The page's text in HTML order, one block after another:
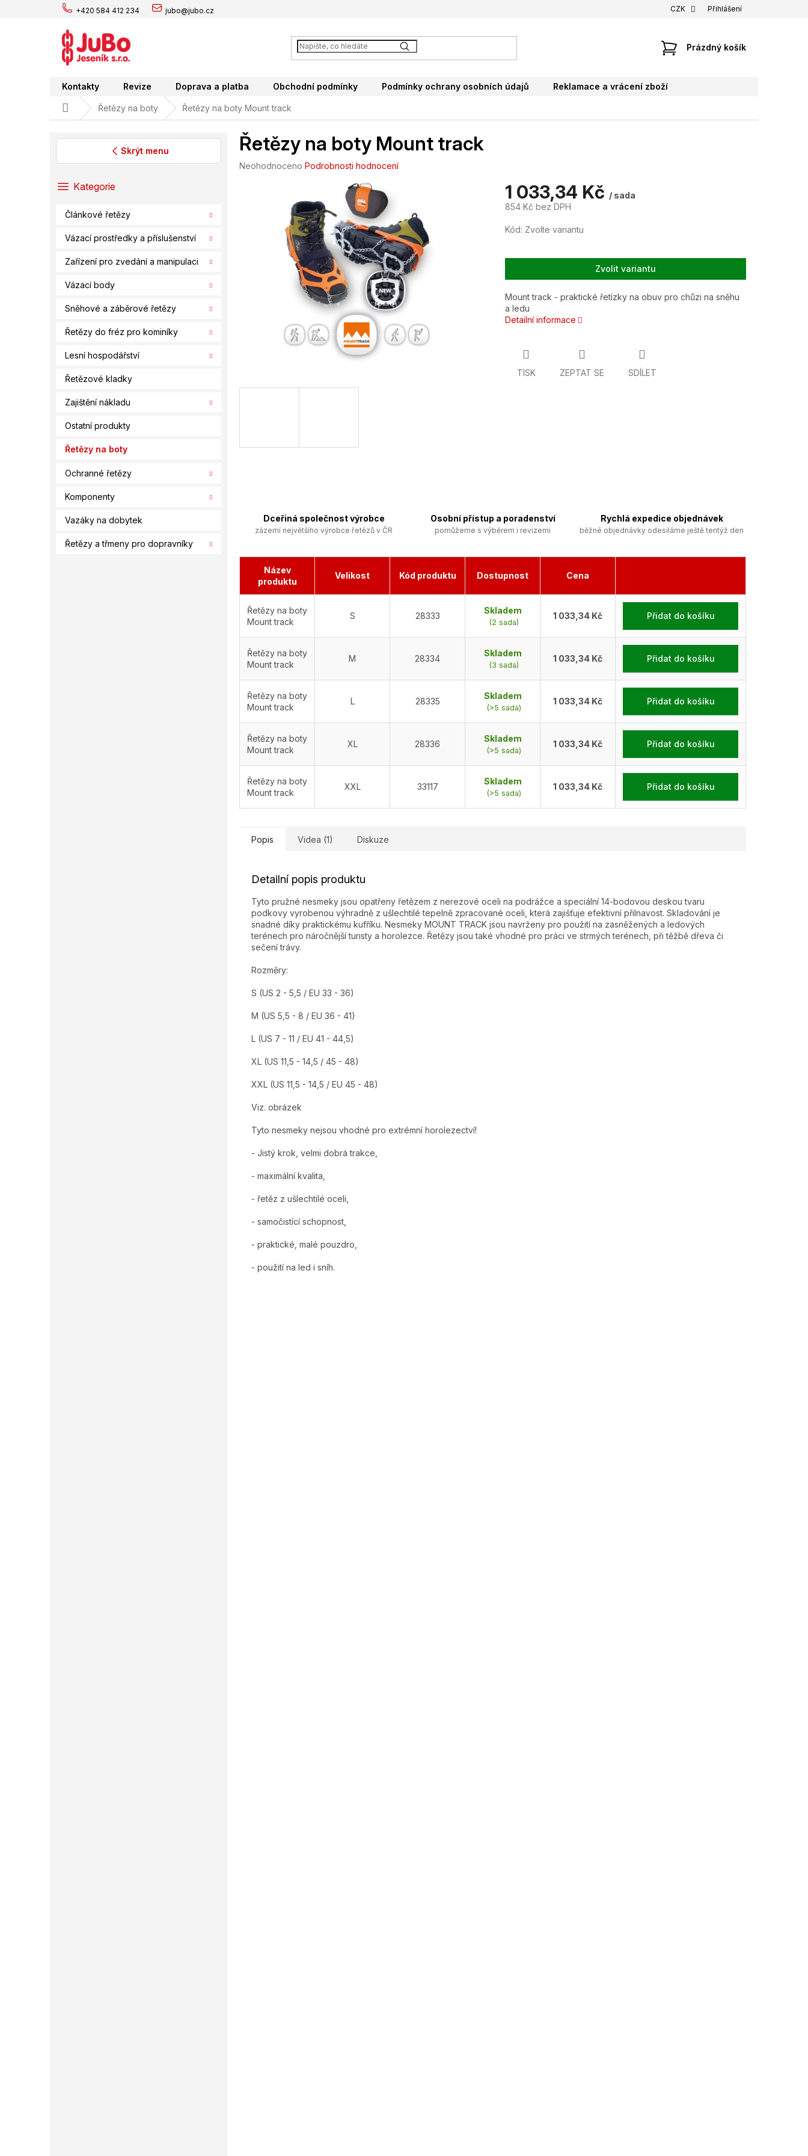
+420 584 412 234 jubo@jubo.cz CZK Přihlášení
NÁKUPNÍ
Prázdný košík
Kontakty Revize Doprava a platba Obchodní podmínky Podmínky ochrany osobních údajů Reklamace a vrácení zboží
Domů Řetězy na boty Řetězy na boty Mount track
Skrýt menu
PřeskočitKategorie
Článkové řetězy
Vázací prostředky a příslušenství
Zařízení pro zvedání a manipulaci
Vázací body
Sněhové a záběrové řetězy
Řetězy do fréz pro kominíky
Lesní hospodářství
Řetězové kladky
Zajištění nákladu
Ostatní produkty
Řetězy na boty
Ochranné řetězy
Komponenty
Vazáky na dobytek
Řetězy a třmeny pro dopravníky
Řetězy na boty Mount track
Průměrné
Neohodnoceno Podrobnosti hodnocení
1 033,34 Kč / sada
854 Kč bez DPH
Měrná
cena:
Kód: Zvolte variantu
Zvolit variantu
Mount track - praktické řetízky na obuv pro chůzi na sněhu
a ledu
Detailní informace
TISK ZEPTAT SE SDÍLET
Dceřiná společnost výrobce
zázemí největšího výrobce řetězů v ČR
Osobní přístup a poradenství
pomůžeme s výběrem i revizemi
Rychlá expedice objednávek
běžné objednávky odesíláme ještě tentýž den
Název
produktu
Velikost Kód produktu Dostupnost Cena
Řetězy na boty
Mount track
S 28333
Skladem
(2 sada)
1 033,34 Kč Přidat do košíku
Řetězy na boty
Mount track
M 28334
Skladem
(3 sada)
1 033,34 Kč Přidat do košíku
Řetězy na boty
Mount track
L 28335
Skladem
(>5 sada)
1 033,34 Kč Přidat do košíku
Řetězy na boty
Mount track
XL 28336
Skladem
(>5 sada)
1 033,34 Kč Přidat do košíku
Řetězy na boty
Mount track
XXL 33117
Skladem
(>5 sada)
1 033,34 Kč Přidat do košíku
Popis Videa (1) Diskuze
Detailní popis produktu
Tyto pružné nesmeky jsou opatřeny řetězem z nerezové oceli na podrážce a speciální 14-bodovou deskou tvaru
podkovy vyrobenou výhradně z ušlechtilé tepelně zpracované oceli, která zajišťuje efektivní přilnavost. Skladování je
snadné díky praktickému kufříku. Nesmeky MOUNT TRACK jsou navrženy pro použití na zasněžených a ledových
terénech pro náročnější turisty a horolezce. Řetězy jsou také vhodné pro práci ve strmých terénech, při těžbě dřeva či
sečení trávy.
Rozměry:
S (US 2 - 5,5 / EU 33 - 36)
M (US 5,5 - 8 / EU 36 - 41)
L (US 7 - 11 / EU 41 - 44,5)
XL (US 11,5 - 14,5 / 45 - 48)
XXL (US 11,5 - 14,5 / EU 45 - 48)
Viz. obrázek
Tyto nesmeky nejsou vhodné pro extrémní horolezectví!
- Jistý krok, velmi dobrá trakce,
- maximální kvalita,
- řetěz z ušlechtilé oceli,
- samočistící schopnost,
- praktické, malé pouzdro,
- použití na led i sníh.